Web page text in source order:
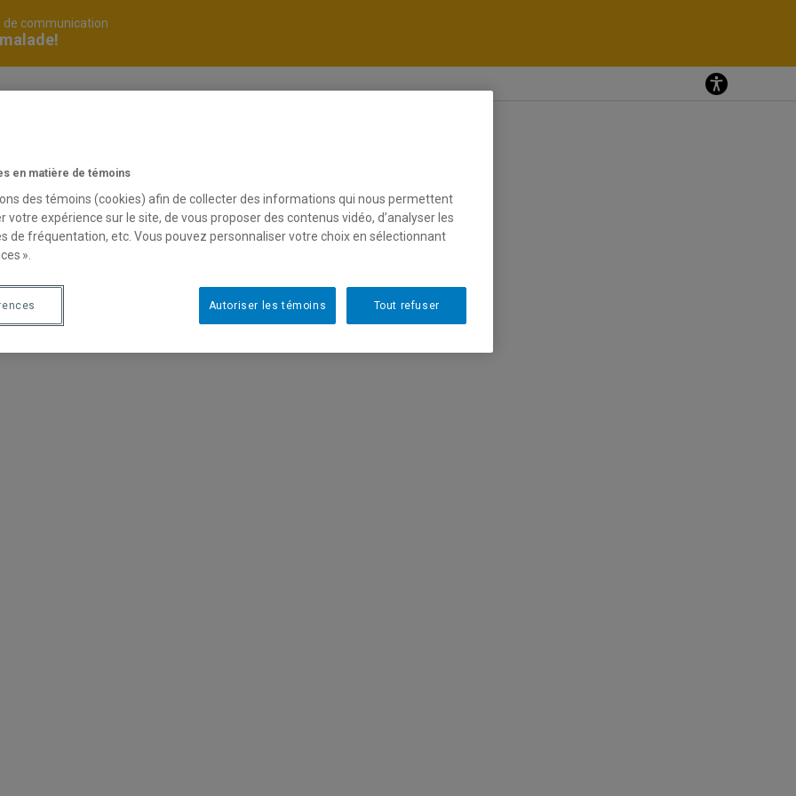
de communication
à idée
en matière de témoins
des témoins (cookies) afin de collecter des informations qui nous permettent
votre expérience sur le site, de vous proposer des contenus vidéo, d’analyser les
de fréquentation, etc. Vous pouvez personnaliser votre choix en sélectionnant
».
Tout refuser
Autoriser les témoins